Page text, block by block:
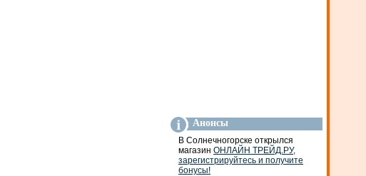
Анонсы
В Солнечногорске открылся
магазин ОНЛАЙН ТРЕЙД.РУ,
зарегистрируйтесь и получите
бонусы!